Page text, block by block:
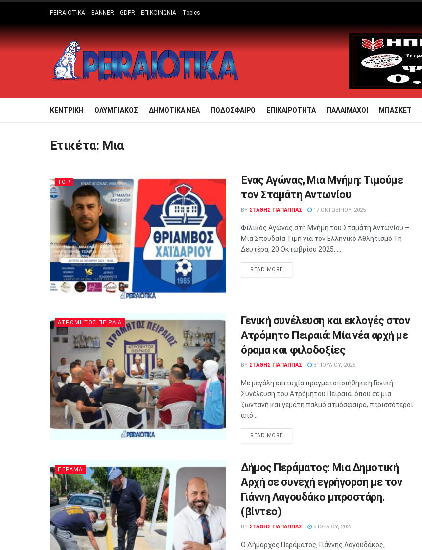
PEIRAIOTIKA BANNER GDPR ΕΠΙΚΟΙΝΩΝΙΑ Topics
ΚΕΝΤΡΙΚΗ ΟΛΥΜΠΙΑΚΟΣ ΔΗΜΟΤΙΚΑ ΝΕΑ ΠΟΔΟΣΦΑΙΡΟ ΕΠΙΚΑΙΡΟΤΗΤΑ ΠΑΛΑΙΜΑΧΟΙ ΜΠΑΣΚΕΤ
Ετικέτα: Μια
TOP
Ένας Αγώνας, Μια Μνήμη: Τιμούμε
τον Σταμάτη Αντωνίου
BY ΣΤΑΘΗΣ ΓΊΑΠΑΠΠΑΣ 17 ΟΚΤΩΒΡΊΟΥ, 2025
Φιλικός Αγώνας στη Μνήμη του Σταμάτη Αντωνίου –
Μια Σπουδαία Τιμή για τον Ελληνικό Αθλητισμό Τη
Δευτέρα, 20 Οκτωβρίου 2025, ...
READ MORE
ΑΤΡΟΜΗΤΟΣ ΠΕΙΡΑΙΑ
Γενική συνέλευση και εκλογές στον
Ατρόμητο Πειραιά: Μία νέα αρχή με
όραμα και φιλοδοξίες
BY ΣΤΑΘΗΣ ΓΊΑΠΑΠΠΑΣ 31 ΙΟΥΛΊΟΥ, 2025
Με μεγάλη επιτυχία πραγματοποιήθηκε η Γενική
Συνέλευση του Ατρόμητου Πειραιά, όπου σε μια
ζωντανή και γεμάτη παλμό ατμόσφαιρα, περισσότεροι
από ...
READ MORE
ΠΕΡΑΜΑ
Δήμος Περάματος: Μια Δημοτική
Αρχή σε συνεχή εγρήγορση με τον
Γιάννη Λαγουδάκο μπροστάρη.
(βίντεο)
BY ΣΤΑΘΗΣ ΓΊΑΠΑΠΠΑΣ 8 ΙΟΥΛΊΟΥ, 2025
Ο Δήμαρχος Περάματος, Γιάννης Λαγουδάκος,